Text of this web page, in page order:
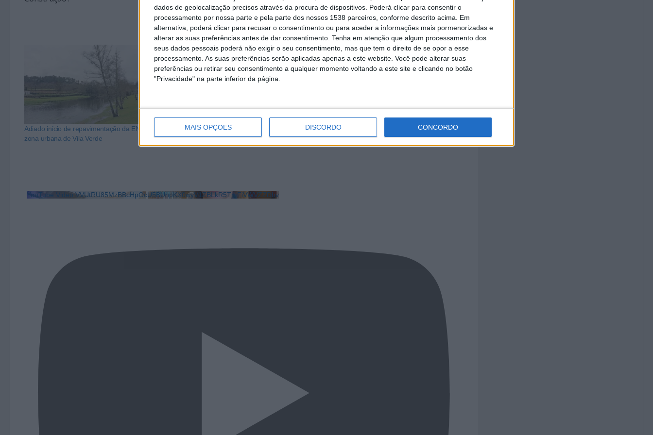
dados de geolocalização precisos através da procura de dispositivos. Poderá clicar para consentir o
processamento por nossa parte e pela parte dos nossos 1538 parceiros, conforme descrito acima. Em
alternativa, poderá clicar para recusar o consentimento ou para aceder a informações mais pormenorizadas e
alterar as suas preferências antes de dar consentimento. Tenha em atenção que algum processamento dos
seus dados pessoais poderá não exigir o seu consentimento, mas que tem o direito de se opor a esse
processamento. As suas preferências serão aplicadas apenas a este website. Você pode alterar suas
preferências ou retirar seu consentimento a qualquer momento voltando a este site e clicando no botão
"Privacidade" na parte inferior da página.
MAIS OPÇÕES DISCORDO CONCORDO
Adiado início de repavimentação da EN 101 na
zona urbana de Vila Verde
Variante a Vila Verde: IP lança concurso para
estudo prévio
GNR detém homem por furto de carteira em
Vila Verde
YouTube Video VVUtRU85MzBBcHpOcU5BUnpKX0wyV1ZBLkR5TmFiVWVZZDhv